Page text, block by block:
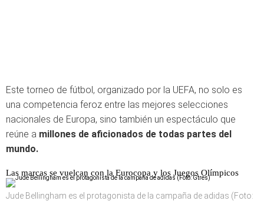
Este torneo de fútbol, organizado por la UEFA, no solo es
una competencia feroz entre las mejores selecciones
nacionales de Europa, sino también un espectáculo que
reúne a millones de aficionados de todas partes del
mundo.
Las marcas se vuelcan con la Eurocopa y los Juegos Olímpicos
Jude Bellingham es el protagonista de la campaña de adidas (Foto: